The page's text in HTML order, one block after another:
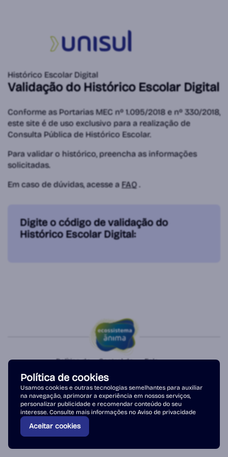
Histórico Escolar Digital
Validação do Histórico Escolar Digital
Conforme as Portarias MEC nº 1.095/2018 e nº 330/2018,
este site é de uso exclusivo para a realização de
Consulta Pública de Histórico Escolar.
Para validar o histórico, preencha as informações
solicitadas.
Em caso de dúvidas, acesse a FAQ.
Digite o código de validação do
Histórico Escolar Digital:
Política de
Privacidade
Central de
Fale
Copyright © 2026 - Ânima Educação. Todos os direitos reservados.
Política de cookies
Usamos cookies e outras tecnologias semelhantes para auxiliar
na navegação, aprimorar a experiência em nossos serviços,
personalizar publicidade e recomendar conteúdo do seu
interesse. Consulte mais informações no Aviso de privacidade
Aceitar cookies